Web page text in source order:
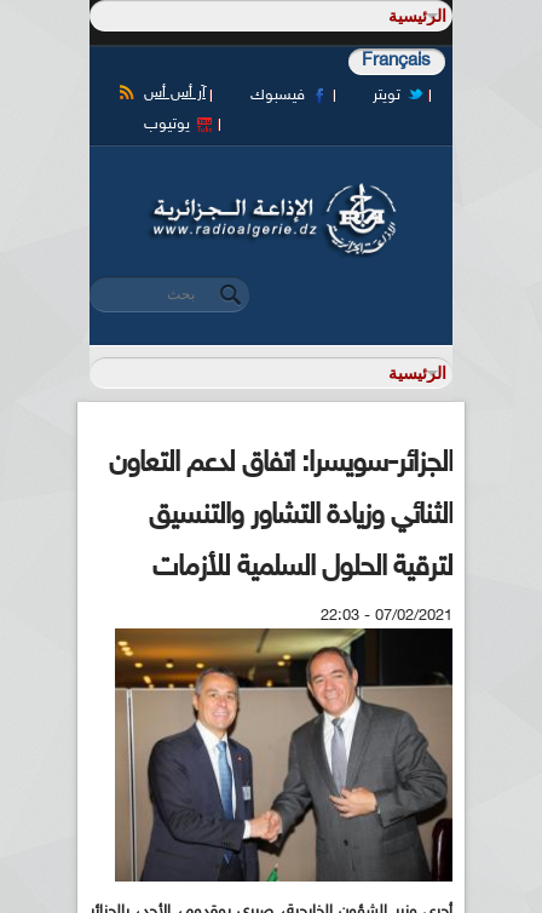
Français
آر أس أس فيسبوك
تويتر
يوتيوب
استمارة البحث
‏بحث ‏
الجزائر-سويسرا: اتفاق لدعم التعاون
الثنائي وزيادة التشاور والتنسيق
لترقية الحلول السلمية للأزمات
07/02/2021 - 22:03